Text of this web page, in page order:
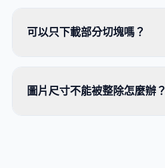
可以只下載部分切塊嗎？
圖片尺寸不能被整除怎麼辦？